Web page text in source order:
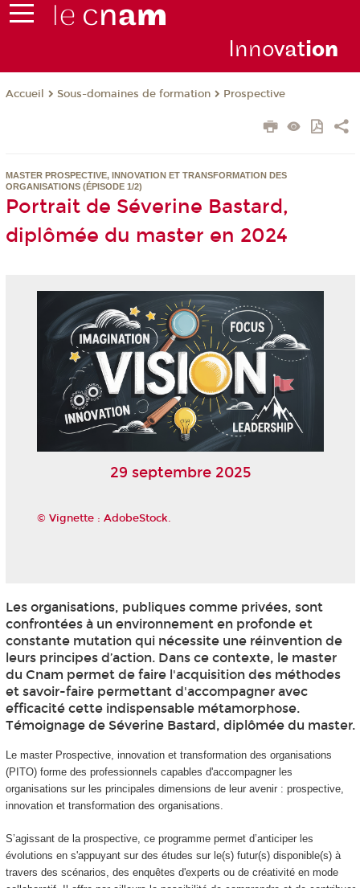
Innovation
Accueil Sous-domaines de formation Prospective
MASTER PROSPECTIVE, INNOVATION ET TRANSFORMATION DES
ORGANISATIONS (ÉPISODE 1/2)
Portrait de Séverine Bastard,
diplômée du master en 2024
29 septembre 2025
© Vignette : AdobeStock.
Les organisations, publiques comme privées, sont
confrontées à un environnement en profonde et
constante mutation qui nécessite une réinvention de
leurs principes d’action. Dans ce contexte, le master
du Cnam permet de faire l'acquisition des méthodes
et savoir-faire permettant d'accompagner avec
efficacité cette indispensable métamorphose.
Témoignage de Séverine Bastard, diplômée du master.
Le master Prospective, innovation et transformation des organisations
(PITO) forme des professionnels capables d'accompagner les
organisations sur les principales dimensions de leur avenir : prospective,
innovation et transformation des organisations.
S’agissant de la prospective, ce programme permet d’anticiper les
évolutions en s'appuyant sur des études sur le(s) futur(s) disponible(s) à
travers des scénarios, des enquêtes d'experts ou de créativité en mode